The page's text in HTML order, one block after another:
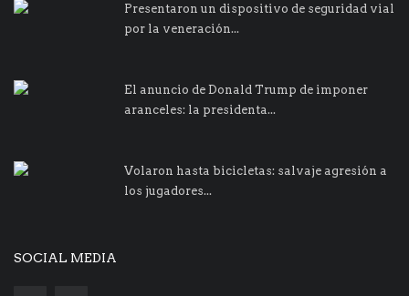
Presentaron un dispositivo de seguridad vial
por la veneración...
El anuncio de Donald Trump de imponer
aranceles: la presidenta...
Volaron hasta bicicletas: salvaje agresión a
los jugadores...
SOCIAL MEDIA